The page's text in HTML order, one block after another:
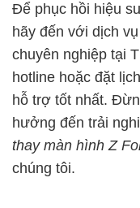
Để phục hồi hiệu
hãy đến với dịch vụ
chuyên nghiệp tại
hotline hoặc đặt
hỗ trợ tốt nhất.
hưởng đến trải
thay màn hình Z
chúng tôi.